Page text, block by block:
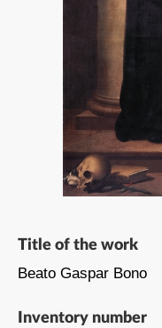
Title of the work
Beato Gaspar Bono
Inventory number